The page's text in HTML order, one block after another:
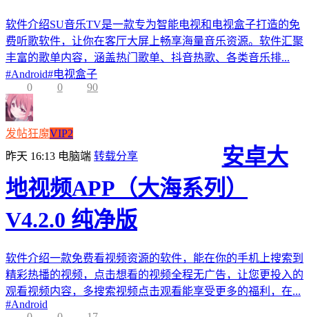
软件介绍SU音乐TV是一款专为智能电视和电视盒子打造的免
费听歌软件，让你在客厅大屏上畅享海量音乐资源。软件汇聚
丰富的歌单内容，涵盖热门歌单、抖音热歌、各类音乐排...
#Android#电视盒子
0
0 90
发帖狂魔VIP2
昨天 16:13 电脑端 转载分享
安卓大
地视频APP（大海系列）
V4.2.0 纯净版
软件介绍一款免费看视频资源的软件，能在你的手机上搜索到
精彩热播的视频，点击想看的视频全程无广告，让您更投入的
观看视频内容，多搜索视频点击观看能享受更多的福利，在...
#Android